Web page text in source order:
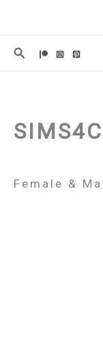
검
색
Female &